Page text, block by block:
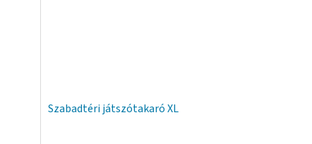
Szabadtéri játszótakaró XL